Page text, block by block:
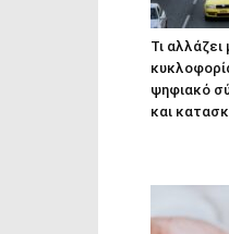
Τι αλλάζει
ψηφιακό
και